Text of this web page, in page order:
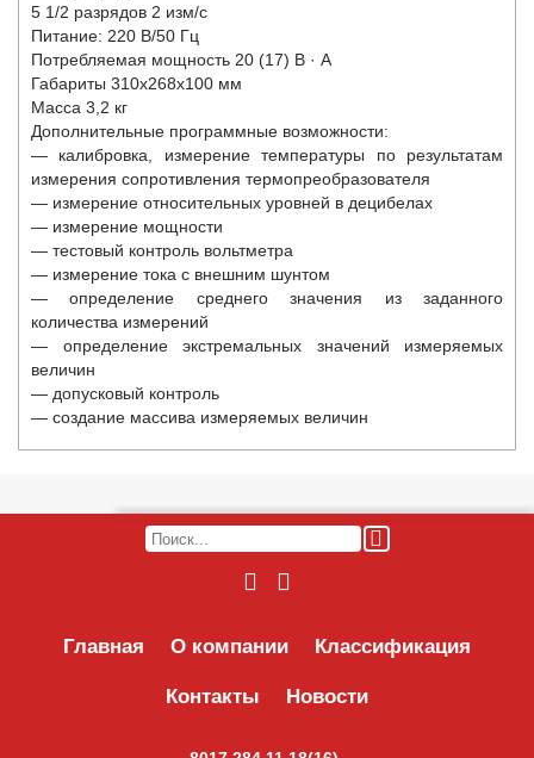
5 1/2 разрядов 2 изм/с
Питание: 220 В/50 Гц
Потребляемая мощность 20 (17) В · А
Габариты 310x268x100 мм
Масса 3,2 кг
Дополнительные программные возможности:
— калибровка, измерение температуры по результатам
измерения сопротивления термопреобразователя
— измерение относительных уровней в децибелах
— измерение мощности
— тестовый контроль вольтметра
— измерение тока с внешним шунтом
— определение среднего значения из заданного
количества измерений
— определение экстремальных значений измеряемых
величин
— допусковый контроль
— создание массива измеряемых величин
Главная О компании Классификация
Контакты Новости